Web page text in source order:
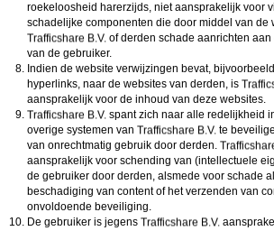
roekeloosheid harerzijds, niet aansprakelijk voor
schadelijke componenten die door middel van de
of derden schade aanrichten aan
van de gebruiker.
Indien de website verwijzingen bevat,
hyperlinks, naar de websites van derden, is
aansprakelijk voor de inhoud van deze websites.
spant zich naar alle redelijkheid
overige systemen van
te
van onrechtmatig gebruik door derden.
aansprakelijk voor schending van (intellectuele
de gebruiker door derden, alsmede voor schade
beschadiging van content of het verzenden van
onvoldoende beveiliging.
De gebruiker is jegens